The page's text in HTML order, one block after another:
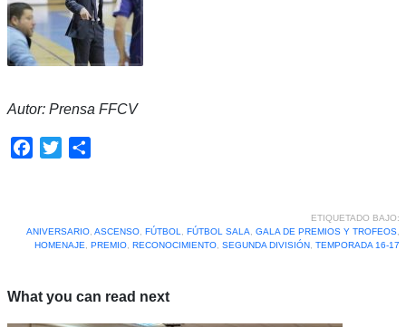
Autor: Prensa FFCV
Facebook
Twitter
ETIQUETADO BAJO:
ANIVERSARIO, ASCENSO, FÚTBOL, FÚTBOL SALA, GALA DE PREMIOS Y TROFEOS,
HOMENAJE, PREMIO, RECONOCIMIENTO, SEGUNDA DIVISIÓN, TEMPORADA 16-17
What you can read next